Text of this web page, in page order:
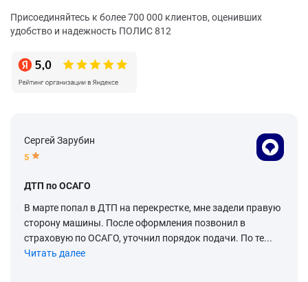
Присоединяйтесь к более 700 000 клиентов, оценивших
удобство и надежность ПОЛИС 812
Сергей Зарубин
5
ДТП по ОСАГО
В марте попал в ДТП на перекрестке, мне задели правую
сторону машины. После оформления позвонил в
страховую по ОСАГО, уточнил порядок подачи. По те...
Читать далее